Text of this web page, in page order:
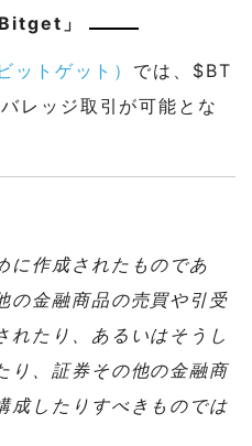
」
トゲット） では、$BT
レッジ取引が可能とな
に作成されたものであ
の金融商品の売買や引受
れたり、あるいはそうし
り、証券その他の金融商
成したりすべきものでは